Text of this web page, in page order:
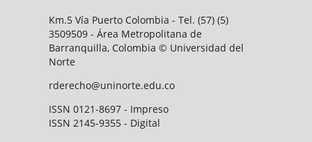
Km.5 Vía Puerto Colombia - Tel. (57) (5)
3509509 - Área Metropolitana de
Barranquilla, Colombia © Universidad del
Norte
rderecho@uninorte.edu.co
ISSN 0121-8697 - Impreso
ISSN 2145-9355 - Digital